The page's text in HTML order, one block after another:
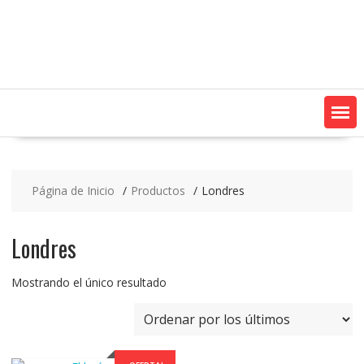
Página de Inicio Productos Londres
Londres
Mostrando el único resultado